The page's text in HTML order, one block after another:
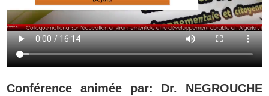
Conférence animée par: Dr. NEGROUCHE